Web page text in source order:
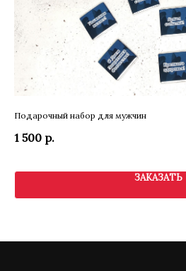
Подарочный набор для мужчин
1 500 р.
ЗАКАЗАТЬ